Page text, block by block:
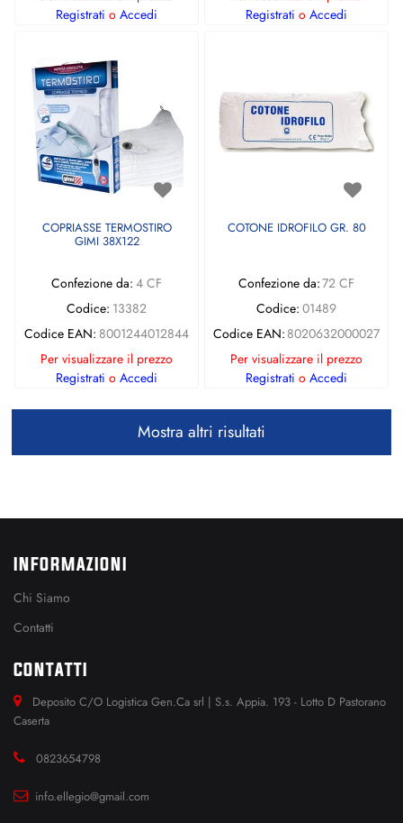
Registrati o Accedi
Registrati o Accedi
COPRIASSE TERMOSTIRO
GIMI 38X122
Confezione da: 4 CF
Codice: 13382
Codice EAN: 8001244012844
Per visualizzare il prezzo
Registrati o Accedi
COTONE IDROFILO GR. 80
Confezione da:72 CF
Codice: 01489
Codice EAN: 8020632000027
Per visualizzare il prezzo
Registrati o Accedi
Mostra altri risultati
INFORMAZIONI
Chi Siamo
Contatti
CONTATTI
Deposito C/O Logistica Gen.Ca srl | S.s. Appia. 193 - Lotto D Pastorano
Caserta
0823654798
info.ellegio@gmail.com